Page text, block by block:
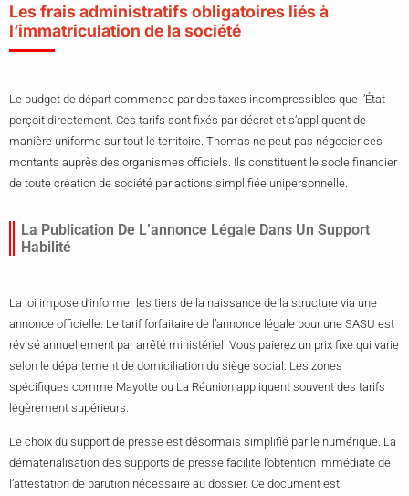
Les frais administratifs obligatoires liés à
l’immatriculation de la société
Le budget de départ commence par des taxes incompressibles que l’État
perçoit directement. Ces tarifs sont fixés par décret et s’appliquent de
manière uniforme sur tout le territoire. Thomas ne peut pas négocier ces
montants auprès des organismes officiels. Ils constituent le socle financier
de toute création de société par actions simplifiée unipersonnelle.
La Publication De L’annonce Légale Dans Un Support
Habilité
La loi impose d’informer les tiers de la naissance de la structure via une
annonce officielle. Le tarif forfaitaire de l’annonce légale pour une SASU est
révisé annuellement par arrêté ministériel. Vous paierez un prix fixe qui varie
selon le département de domiciliation du siège social. Les zones
spécifiques comme Mayotte ou La Réunion appliquent souvent des tarifs
légèrement supérieurs.
Le choix du support de presse est désormais simplifié par le numérique. La
dématérialisation des supports de presse facilite l’obtention immédiate de
l’attestation de parution nécessaire au dossier. Ce document est